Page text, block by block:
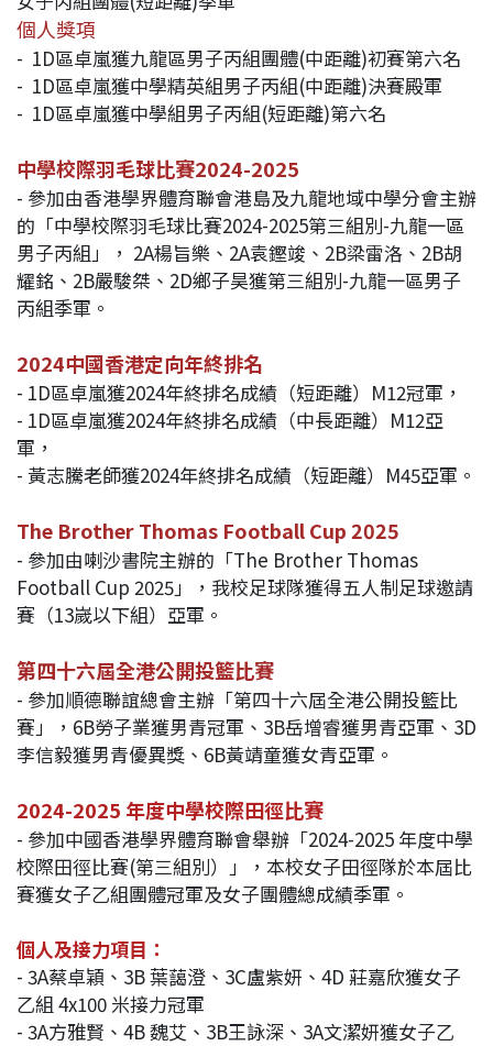
個人獎項
- 1D區卓嵐獲九龍區男子丙組團體(中距離)初賽第六名
- 1D區卓嵐獲中學精英組男子丙組(中距離)決賽殿軍
- 1D區卓嵐獲中學組男子丙組(短距離)第六名
中學校際羽毛球比賽2024-2025
- 參加由香港學界體育聯會港島及九龍地域中學分會主辦
的「中學校際羽毛球比賽2024-2025第三組別-九龍一區
男子丙組」， 2A楊旨樂、2A袁鏗竣、2B梁雷洛、2B胡
耀銘、2B嚴駿桀、2D鄉子昊獲第三組別-九龍一區男子
丙組季軍。
2024中國香港定向年終排名
- 1D區卓嵐獲2024年終排名成績（短距離）M12冠軍，
- 1D區卓嵐獲2024年終排名成績（中長距離）M12亞
軍，
- 黃志騰老師獲2024年終排名成績（短距離）M45亞軍。
The Brother Thomas Football Cup 2025
- 參加由喇沙書院主辦的「The Brother Thomas
Football Cup 2025」，我校足球隊獲得五人制足球邀請
賽（13嵗以下組）亞軍。
第四十六屆全港公開投籃比賽
- 參加順德聯誼總會主辦「第四十六屆全港公開投籃比
賽」，6B勞子業獲男青冠軍、3B岳增睿獲男青亞軍、3D
李信毅獲男青優異獎、6B黃靖童獲女青亞軍。
2024-2025 年度中學校際田徑比賽
- 參加中國香港學界體育聯會舉辦「2024-2025 年度中學
校際田徑比賽(第三組別）」，本校女子田徑隊於本屆比
賽獲女子乙組團體冠軍及女子團體總成績季軍。
個人及接力項目：
- 3A蔡卓穎、3B 葉藹澄、3C盧紫妍、4D 莊嘉欣獲女子
乙組 4x100 米接力冠軍
- 3A方雅賢、4B 魏艾、3B王詠深、3A文潔妍獲女子乙